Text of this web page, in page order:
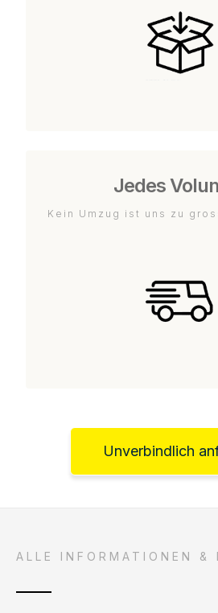
Jedes
Kein Umzug ist uns zu
Unverbindlich
ALLE INFORMATIONEN &